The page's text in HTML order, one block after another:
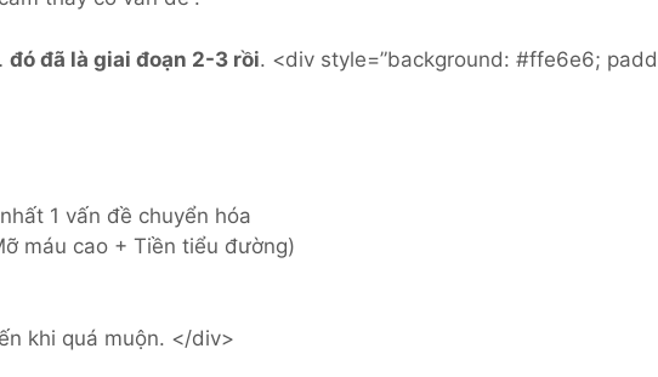
đó đã là giai đoạn 2-3 rồi. <div style=”background: #ffe6e6;
1 vấn đề chuyển hóa
máu cao + Tiền tiểu đường)
khi quá muộn. </div>